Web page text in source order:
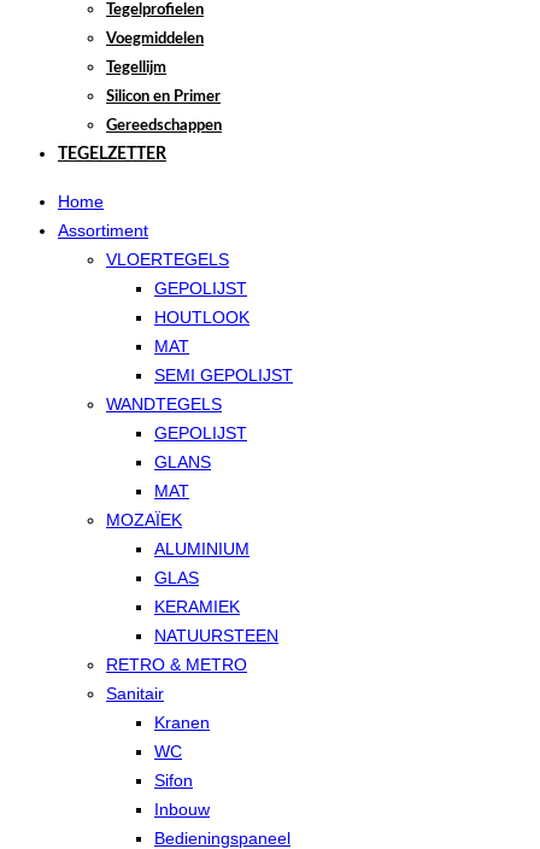
Tegelprofielen
Voegmiddelen
Tegellijm
Silicon en Primer
Gereedschappen
TEGELZETTER
Home
Assortiment
VLOERTEGELS
GEPOLIJST
HOUTLOOK
MAT
SEMI GEPOLIJST
WANDTEGELS
GEPOLIJST
GLANS
MAT
MOZAÏEK
ALUMINIUM
GLAS
KERAMIEK
NATUURSTEEN
RETRO & METRO
Sanitair
Kranen
WC
Sifon
Inbouw
Bedieningspaneel